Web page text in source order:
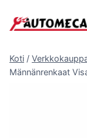
sisältöön
Koti /
Männänrenkaat